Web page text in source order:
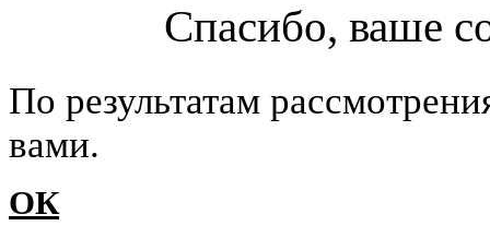
Спасибо, ваше
По результатам
вами.
ОК